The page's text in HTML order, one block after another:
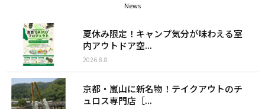
News
夏休み限定！キャンプ気分が味わえる室
内アウトドア空...
2026.8.8
京都・嵐山に新名物！テイクアウトのチ
ュロス専門店［...